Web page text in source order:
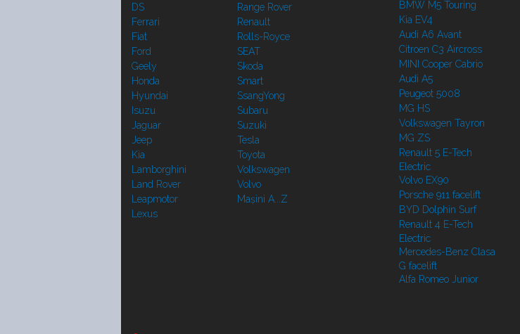
DS
Ferrari
Fiat
Ford
Geely
Honda
Hyundai
Isuzu
Jaguar
Jeep
Kia
Lamborghini
Land Rover
Leapmotor
Lexus
Range Rover
Renault
Rolls-Royce
SEAT
Skoda
Smart
SsangYong
Subaru
Suzuki
Tesla
Toyota
Volkswagen
Volvo
Mașini A...Z
BMW M5 Touring
Kia EV4
Audi A6 Avant
Citroen C3 Aircross
MINI Cooper Cabrio
Audi A5
Peugeot 5008
MG HS
Volkswagen Tayron
MG ZS
Renault 5 E-Tech
Electric
Volvo EX90
Porsche 911 facelift
BYD Dolphin Surf
Renault 4 E-Tech
Electric
Mercedes-Benz Clasa
G facelift
Alfa Romeo Junior